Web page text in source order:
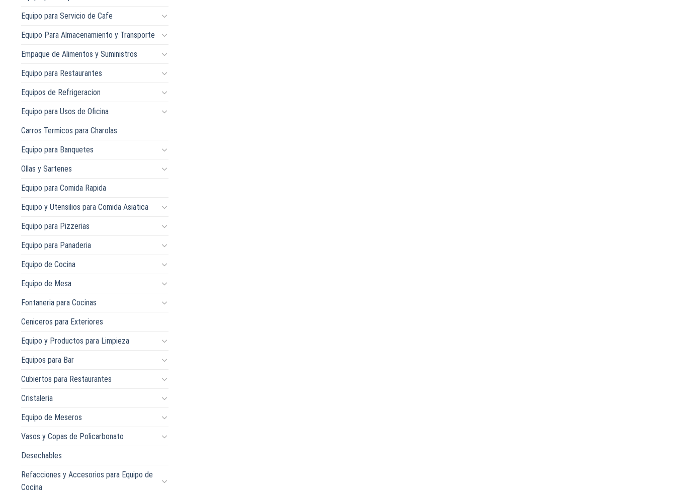
Equipo para Servicio de Cafe
Equipo Para Almacenamiento y Transporte
Empaque de Alimentos y Suministros
Equipo para Restaurantes
Equipos de Refrigeracion
Equipo para Usos de Oficina
Carros Termicos para Charolas
Equipo para Banquetes
Ollas y Sartenes
Equipo para Comida Rapida
Equipo y Utensilios para Comida Asiatica
Equipo para Pizzerias
Equipo para Panaderia
Equipo de Cocina
Equipo de Mesa
Fontaneria para Cocinas
Ceniceros para Exteriores
Equipo y Productos para Limpieza
Equipos para Bar
Cubiertos para Restaurantes
Cristaleria
Equipo de Meseros
Vasos y Copas de Policarbonato
Desechables
Refacciones y Accesorios para Equipo de
Cocina